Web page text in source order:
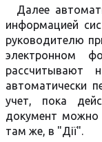
Далее
информацией
руководителю
электронном
рассчитывают
автоматически
учет, пока
документ можно
там же, в "Дії".